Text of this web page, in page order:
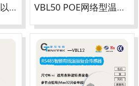
NGWR-01 RS485转以太网串口服务器 VBL50 POE网络型温振传感器